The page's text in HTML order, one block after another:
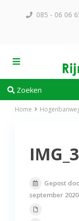
085 - 06 06
Zoeken
Home
Gepost
september 2020